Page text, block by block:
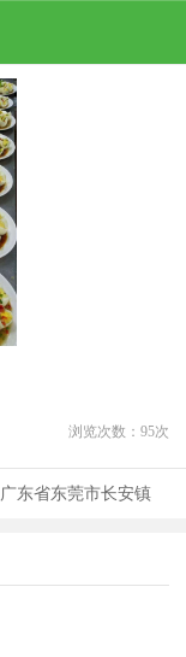
浏览次数： 95次
广东省东莞市长安镇